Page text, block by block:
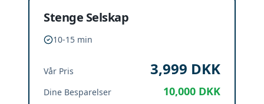
Stenge Selskap
10-15 min
Vår Pris 3,999 DKK
Dine Besparelser 10,000 DKK